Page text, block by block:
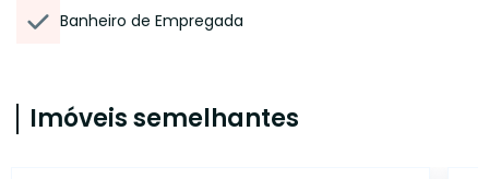
Banheiro de Empregada
Imóveis semelhantes